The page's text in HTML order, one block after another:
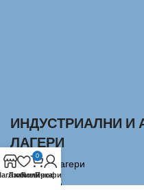
ИНДУСТРИАЛНИ И
ЛАГЕРИ
Сачмени лагери
Аксиални Лагери
Любими
0
Количка
Профил